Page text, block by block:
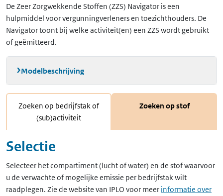
De Zeer Zorgwekkende Stoffen (ZZS) Navigator is een
hulpmiddel voor vergunningverleners en toezichthouders. De
Navigator toont bij welke activiteit(en) een ZZS wordt gebruikt
of geëmitteerd.
Modelbeschrijving
Zoeken op bedrijfstak of
(sub)activiteit
Zoeken op stof
Selectie
Selecteer het compartiment (lucht of water) en de stof waarvoor
u de verwachte of mogelijke emissie per bedrijfstak wilt
raadplegen. Zie de website van IPLO voor meer informatie over